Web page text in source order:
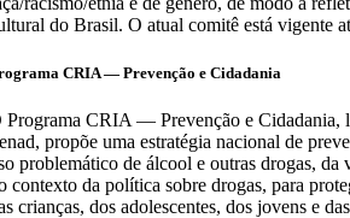
do Brasil. O atual comitê está vigente
CRIA — Prevenção e Cidadania
Programa CRIA — Prevenção e Cidadania,
propõe uma estratégia nacional de
problemático de álcool e outras drogas,
contexto da política sobre drogas, para
crianças, dos adolescentes, dos jovens e